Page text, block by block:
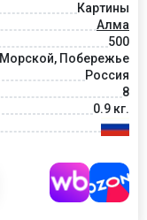
Картины
Алма
500
Морской, Побережье
Россия
8
0.9 кг.